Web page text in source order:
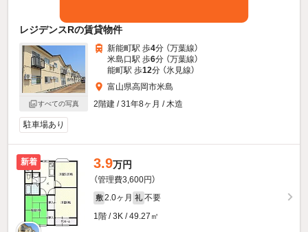
レジデンスRの賃貸物件
すべての写真
新能町駅 歩4分 （万葉線）
米島口駅 歩6分 （万葉線）
能町駅 歩12分 （氷見線）
富山県高岡市米島
2階建 / 31年8ヶ月 / 木造
駐車場あり
新着 3.9万円
（管理費3,600円）
敷 2.0ヶ月 礼 不要
1階 / 3K / 49.27㎡